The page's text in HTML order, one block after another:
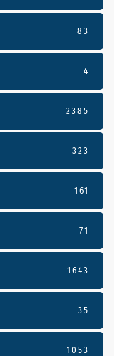
83
4
2385
323
161
71
1643
35
1053